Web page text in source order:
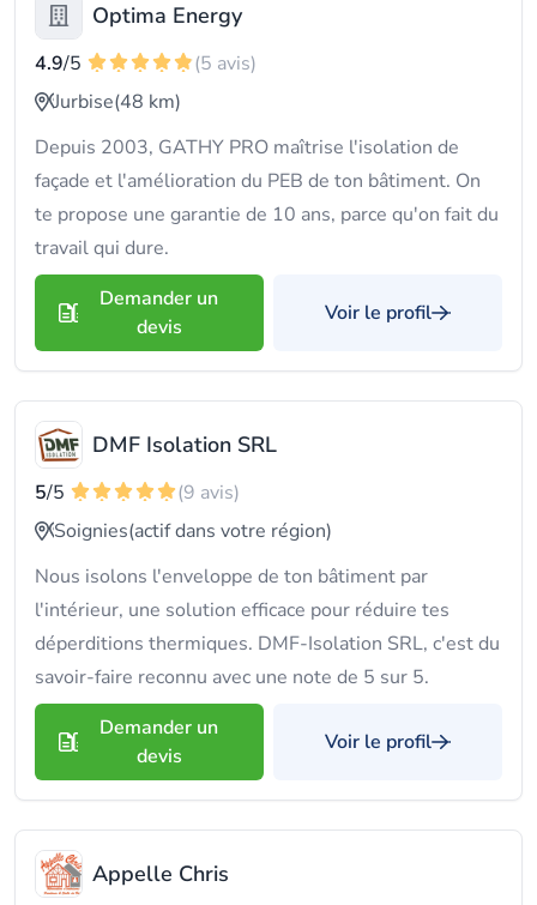
Optima Energy
4.9/5
(5 avis)
Jurbise(48 km)
Depuis 2003, GATHY PRO maîtrise l'isolation de
façade et l'amélioration du PEB de ton bâtiment. On
te propose une garantie de 10 ans, parce qu'on fait du
travail qui dure.
Demander un
devis
Voir le profil
DMF Isolation SRL
5/5
(9 avis)
Soignies(actif dans votre région)
Nous isolons l'enveloppe de ton bâtiment par
l'intérieur, une solution efficace pour réduire tes
déperditions thermiques. DMF-Isolation SRL, c'est du
savoir-faire reconnu avec une note de 5 sur 5.
Demander un
devis
Voir le profil
Appelle Chris